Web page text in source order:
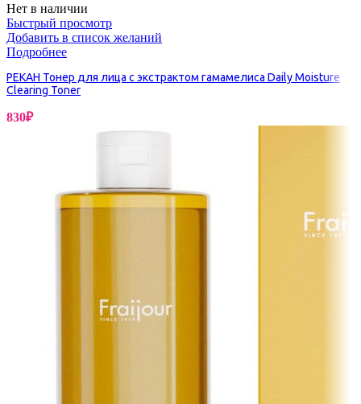
Нет в наличии
Быстрый просмотр
Добавить в список желаний
Подробнее
PEKAH Тонер для лица с экстрактом гамамелиса Daily Moisture
Clearing Toner
830₽